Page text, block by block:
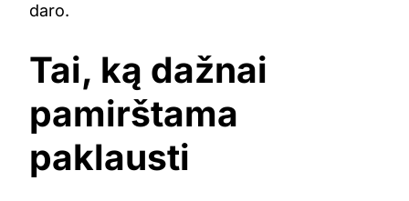
daro.
Tai, ką dažnai
pamirštama
paklausti